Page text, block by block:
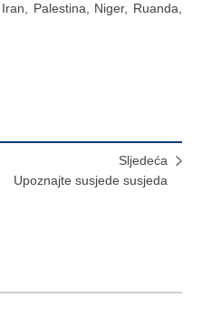
Palestina, Niger, Ruanda,
Sljedeća
Upoznajte susjede susjeda